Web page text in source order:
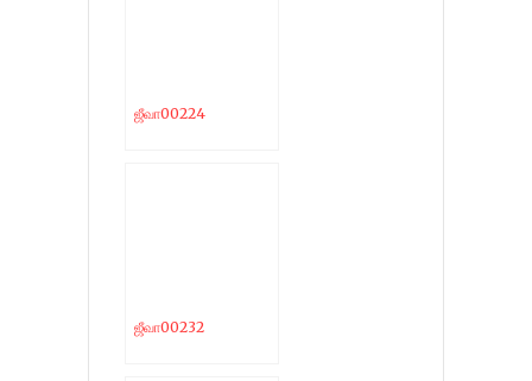
ஜீவா00224
ஜீவா00232